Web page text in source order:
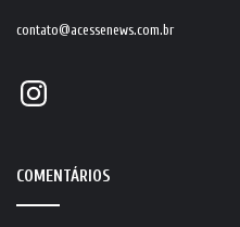
contato@acessenews.com.br
Instagram
COMENTÁRIOS